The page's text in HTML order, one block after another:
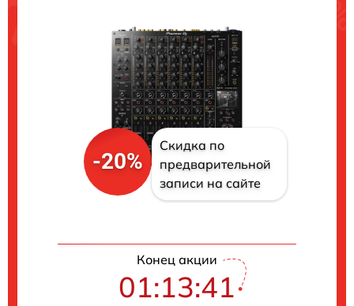
-20%
Скидка по
предварительной
записи на сайте
Конец акции
01:13:40